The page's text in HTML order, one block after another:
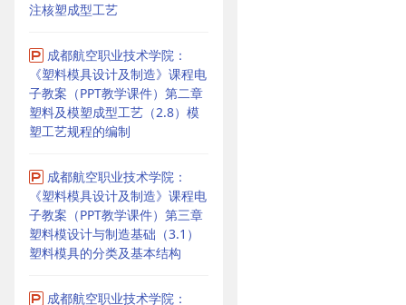
注核塑成型工艺
成都航空职业技术学院：
《塑料模具设计及制造》课程电
子教案（PPT教学课件）第二章
塑料及模塑成型工艺（2.8）模
塑工艺规程的编制
成都航空职业技术学院：
《塑料模具设计及制造》课程电
子教案（PPT教学课件）第三章
塑料模设计与制造基础（3.1）
塑料模具的分类及基本结构
成都航空职业技术学院：